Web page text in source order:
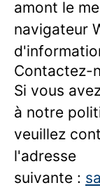
amont le
navigateur
Contactez-
Si vous
à notre
veuillez
l'adresse
suivante :